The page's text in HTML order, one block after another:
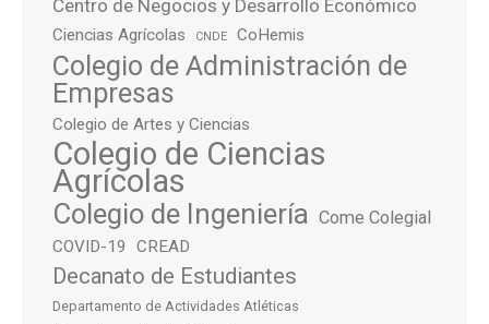
Centro de Negocios y Desarrollo Económico
Ciencias Agrícolas CNDE CoHemis
Colegio de Administración de
Empresas
Colegio de Artes y Ciencias
Colegio de Ciencias
Agrícolas
Colegio de Ingeniería Come Colegial
COVID-19 CREAD
Decanato de Estudiantes
Departamento de Actividades Atléticas